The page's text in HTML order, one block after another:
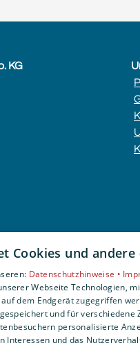
KG
Cookies und
Datenschutzhinweise •
Webseite Technologien,
dem Endgerät zugegriffen
und für
personalisierte
Interessen und das